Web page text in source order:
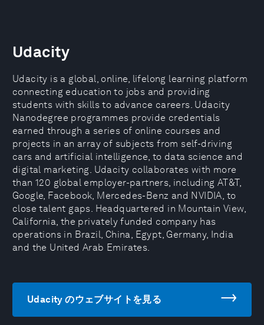
Udacity
Udacity is a global, online, lifelong learning platform
connecting education to jobs and providing
students with skills to advance careers. Udacity
Nanodegree programmes provide credentials
earned through a series of online courses and
projects in an array of subjects from self-driving
cars and artificial intelligence, to data science and
digital marketing. Udacity collaborates with more
than 120 global employer-partners, including AT&T,
Google, Facebook, Mercedes-Benz and NVIDIA, to
close talent gaps. Headquartered in Mountain View,
California, the privately funded company has
operations in Brazil, China, Egypt, Germany, India
and the United Arab Emirates.
Udacity のウェブサイトを見る